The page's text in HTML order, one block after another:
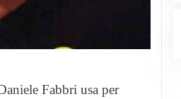
Fabbri usa per